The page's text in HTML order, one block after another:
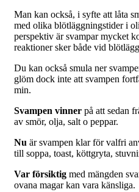
Man kan också, i syfte att låta
med olika blötläggningstider i
perspektiv är svampar mycket
reaktioner sker både vid
Du kan också smula ner
glöm dock inte att svampen
min.
Svampen vinner på att sedan
av smör, olja, salt o peppar.
Nu är svampen klar för valfri
till soppa, toast, köttgryta,
Var försiktig med mängden
ovana magar kan vara känsliga.